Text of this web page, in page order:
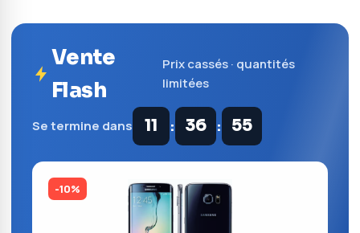
Vente
Flash
Prix cassés · quantités
limitées
Se termine dans 11 : 36 : 54
-10%